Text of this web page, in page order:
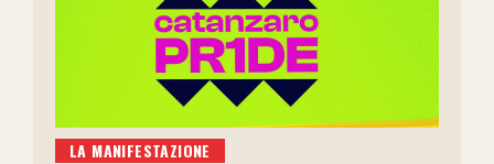
LA MANIFESTAZIONE